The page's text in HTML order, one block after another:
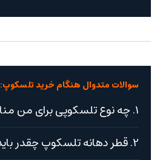
سوالات متدوال هنگام خرید تلسکوپ:
1. چه نوع تلسکوپی برای من مناسب است؟
2. قطر دهانه تلسکوپ چقدر باید باشد؟